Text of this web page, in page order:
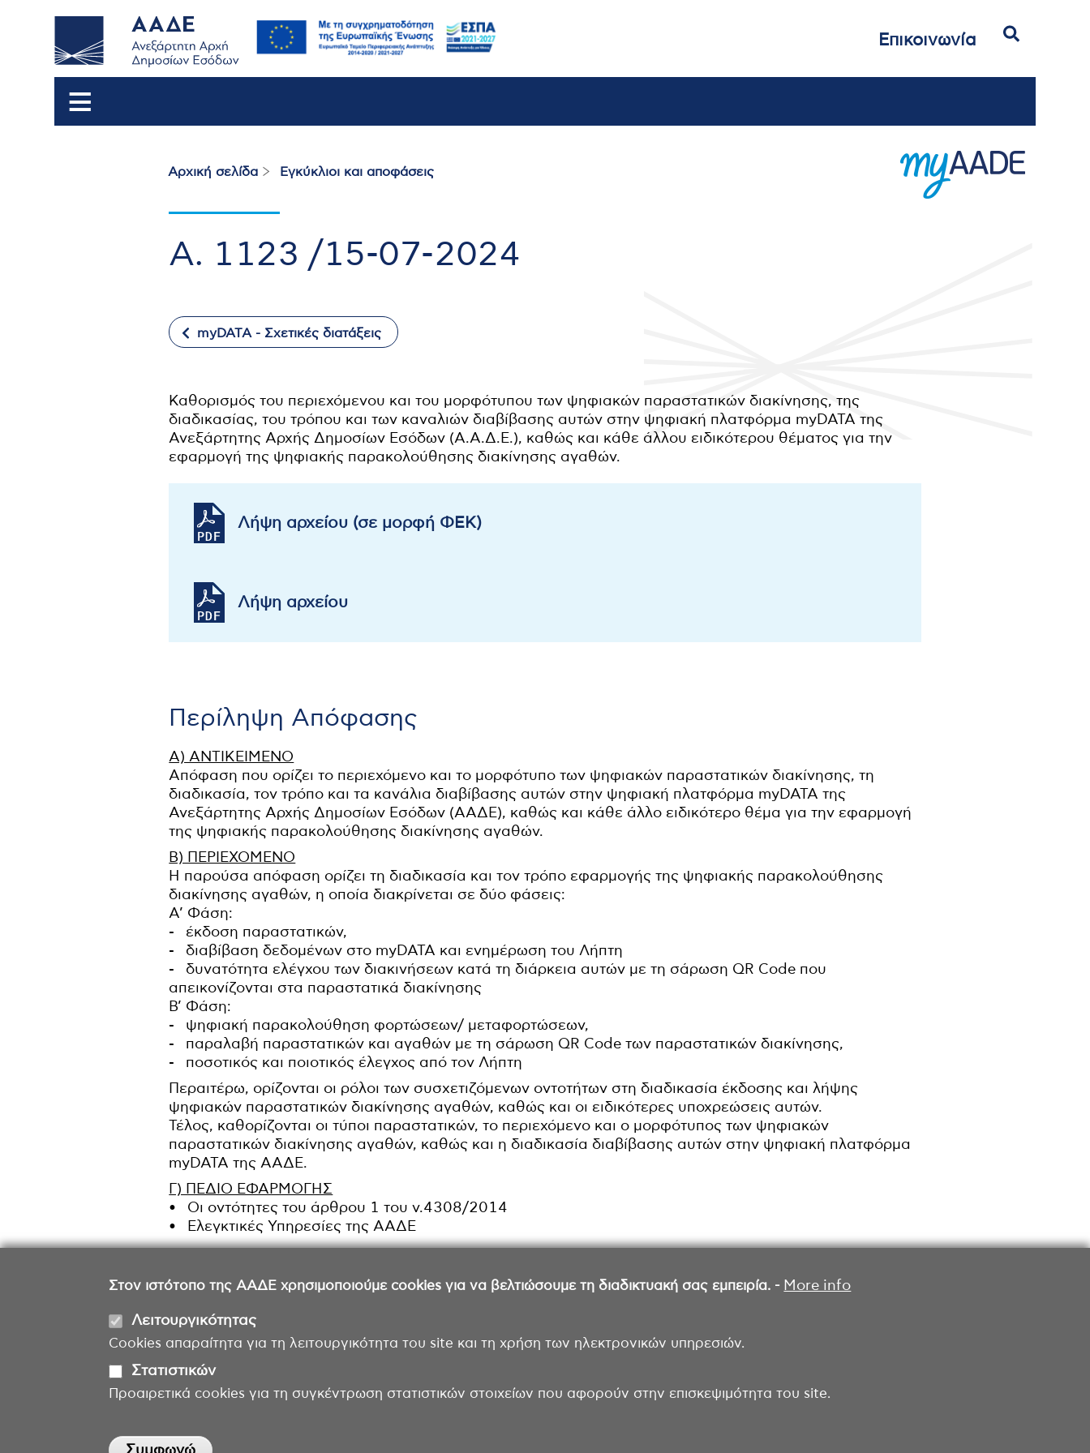
Στον ιστότοπο της ΑΑΔΕ χρησιμοποιούμε cookies για να βελτιώσουμε τη διαδικτυακή σας εμπειρία. - More info
Λειτουργικότητας
Cookies απαραίτητα για τη λειτουργικότητα του site και τη χρήση των ηλεκτρονικών υπηρεσιών.
Στατιστικών
Προαιρετικά cookies για τη συγκέντρωση στατιστικών στοιχείων που αφορούν στην επισκεψιμότητα του site.
Επικοινωνία
Breadcrumb
Αρχική σελίδα Εγκύκλιοι και αποφάσεις
Α. 1123 /15-07-2024
myDATA - Σχετικές διατάξεις
Καθορισμός του περιεχόμενου και του μορφότυπου των ψηφιακών παραστατικών διακίνησης, της
διαδικασίας, του τρόπου και των καναλιών διαβίβασης αυτών στην ψηφιακή πλατφόρμα myDATA της
Ανεξάρτητης Αρχής Δημοσίων Εσόδων (Α.Α.Δ.Ε.), καθώς και κάθε άλλου ειδικότερου θέματος για την
εφαρμογή της ψηφιακής παρακολούθησης διακίνησης αγαθών.
Λήψη αρχείου (σε μορφή ΦΕΚ)
Λήψη αρχείου
Περίληψη Απόφασης
Α) ΑΝΤΙΚΕΙΜΕΝΟ
Απόφαση που ορίζει το περιεχόμενο και το μορφότυπο των ψηφιακών παραστατικών διακίνησης, τη
διαδικασία, τον τρόπο και τα κανάλια διαβίβασης αυτών στην ψηφιακή πλατφόρμα myDATA της
Ανεξάρτητης Αρχής Δημοσίων Εσόδων (ΑΑΔΕ), καθώς και κάθε άλλο ειδικότερο θέμα για την εφαρμογή
της ψηφιακής παρακολούθησης διακίνησης αγαθών.
Β) ΠΕΡΙΕΧΟΜΕΝΟ
Η παρούσα απόφαση ορίζει τη διαδικασία και τον τρόπο εφαρμογής της ψηφιακής παρακολούθησης
διακίνησης αγαθών, η οποία διακρίνεται σε δύο φάσεις:
Α’ Φάση:
- έκδοση παραστατικών,
- διαβίβαση δεδομένων στο myDATA και ενημέρωση του Λήπτη
- δυνατότητα ελέγχου των διακινήσεων κατά τη διάρκεια αυτών με τη σάρωση QR Code που
απεικονίζονται στα παραστατικά διακίνησης
Β’ Φάση:
- ψηφιακή παρακολούθηση φορτώσεων/ μεταφορτώσεων,
- παραλαβή παραστατικών και αγαθών με τη σάρωση QR Code των παραστατικών διακίνησης,
- ποσοτικός και ποιοτικός έλεγχος από τον Λήπτη
Περαιτέρω, ορίζονται οι ρόλοι των συσχετιζόμενων οντοτήτων στη διαδικασία έκδοσης και λήψης
ψηφιακών παραστατικών διακίνησης αγαθών, καθώς και οι ειδικότερες υποχρεώσεις αυτών.
Τέλος, καθορίζονται οι τύποι παραστατικών, το περιεχόμενο και ο μορφότυπος των ψηφιακών
παραστατικών διακίνησης αγαθών, καθώς και η διαδικασία διαβίβασης αυτών στην ψηφιακή πλατφόρμα
myDATA της ΑΑΔΕ.
Γ) ΠΕΔΙΟ ΕΦΑΡΜΟΓΗΣ
• Οι οντότητες του άρθρου 1 του ν.4308/2014
• Ελεγκτικές Υπηρεσίες της ΑΑΔΕ